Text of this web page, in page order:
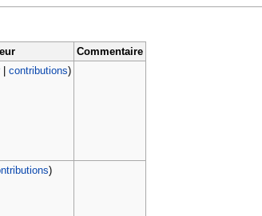
Commentaire
| contributions)
)